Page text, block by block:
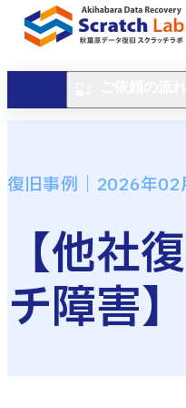
【他社
チ障害】
復旧事例｜2026年02